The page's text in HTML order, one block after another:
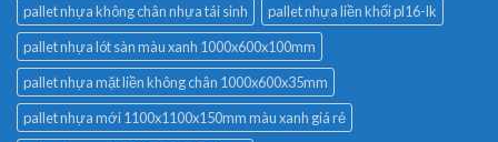
pallet nhựa không chân nhựa tái sinh
pallet nhựa liền khối pl16-lk
pallet nhựa lót sàn màu xanh 1000x600x100mm
pallet nhựa mặt liền không chân 1000x600x35mm
pallet nhựa mới 1100x1100x150mm màu xanh giá rẻ